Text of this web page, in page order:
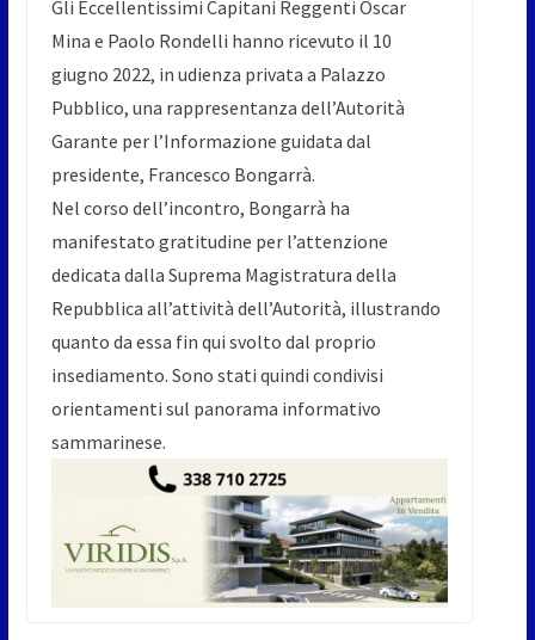
Gli Eccellentissimi Capitani Reggenti Oscar
Mina e Paolo Rondelli hanno ricevuto il 10
giugno 2022, in udienza privata a Palazzo
Pubblico, una rappresentanza dell’Autorità
Garante per l’Informazione guidata dal
presidente, Francesco Bongarrà.
Nel corso dell’incontro, Bongarrà ha
manifestato gratitudine per l’attenzione
dedicata dalla Suprema Magistratura della
Repubblica all’attività dell’Autorità, illustrando
quanto da essa fin qui svolto dal proprio
insediamento. Sono stati quindi condivisi
orientamenti sul panorama informativo
sammarinese.